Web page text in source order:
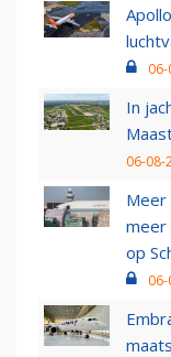
In
06-08-
meer
op